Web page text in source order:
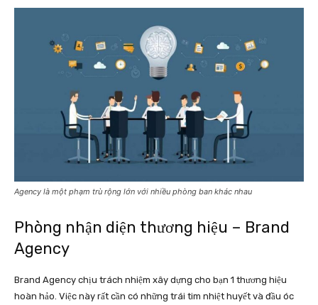
Agency là một phạm trù rộng lớn với nhiều phòng ban khác nhau
Phòng nhận diện thương hiệu – Brand
Agency
Brand Agency chịu trách nhiệm xây dựng cho bạn 1 thương hiệu
hoàn hảo. Việc này rất cần có những trái tim nhiệt huyết và đầu óc